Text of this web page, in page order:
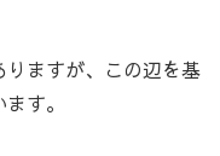
ますが、この辺を基
す。